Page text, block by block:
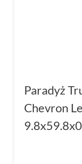
Paradyż
Chevron